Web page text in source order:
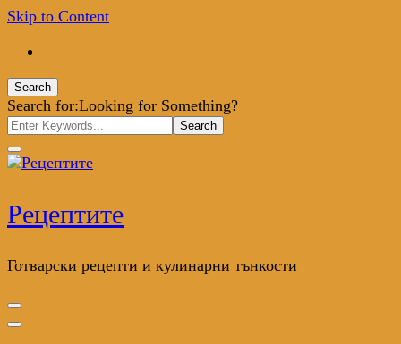
Skip to Content
Search
Search for:Looking for Something?
Рецептите
Готварски рецепти и кулинарни тънкости